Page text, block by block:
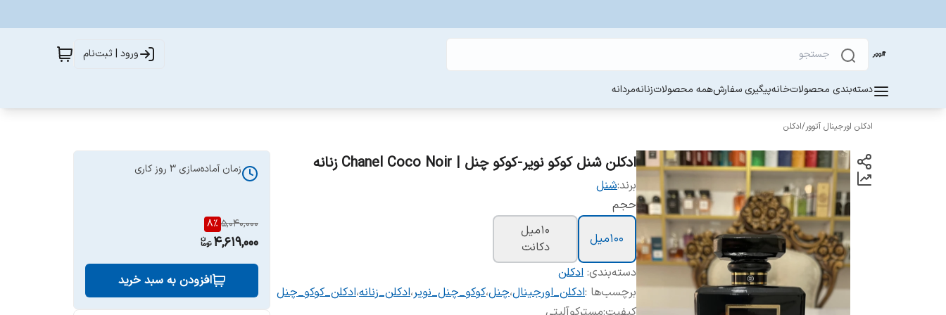
ورود | ثبت‌نام
دسته‌بندی محصولاتخانهپیگیری سفارشهمه محصولاتزنانهمردانه
ادکلن اورجینال آتوور/ادکلن
ادکلن شنل کوکو نویر-کوکو چنل | Chanel Coco Noir زنانه
برند:شنل
حجم
100ميل
10ميل
دکانت
دسته‌بندی: ادکلن
برچسب‌ها :ادکلن_اورجینال،چنل،کوکو_چنل_نویر،ادکلن_زنانه،ادکلن_کوکو_چنل
زمان آماده‌سازی 3 روز کاری
5,040,000
8%
4,619,000
افزودن به سبد خرید